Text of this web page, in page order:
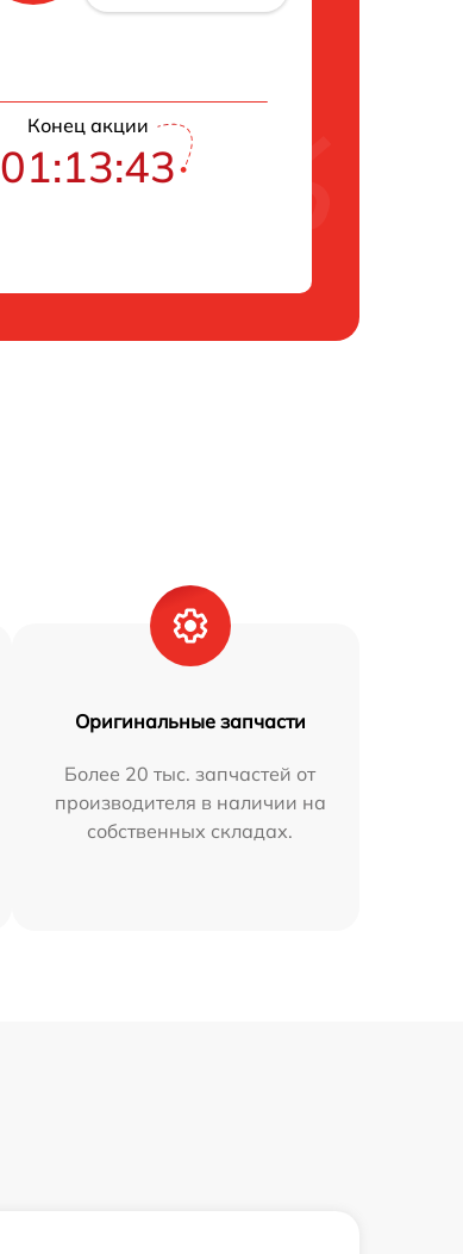
Конец акции
01:13:42
Оригинальные запчасти
Более 20 тыс. запчастей от
производителя в наличии на
собственных складах.